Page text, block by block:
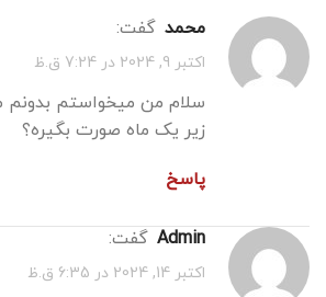
محمد گفت:
اکتبر 9, 2024 در 7:24 ق.ظ
سلام من میخواستم
زیر یک ماه صورت بگیره؟
پاسخ
admin
گفت:
اکتبر 14, 2024 در 6:35 ق.ظ